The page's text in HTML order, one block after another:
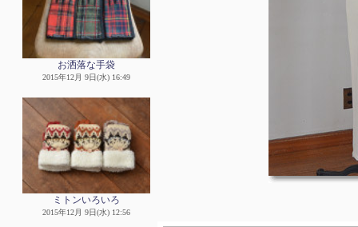
お洒落な手袋
2015年12月 9日(水) 16:49
ミトンいろいろ
2015年12月 9日(水) 12:56